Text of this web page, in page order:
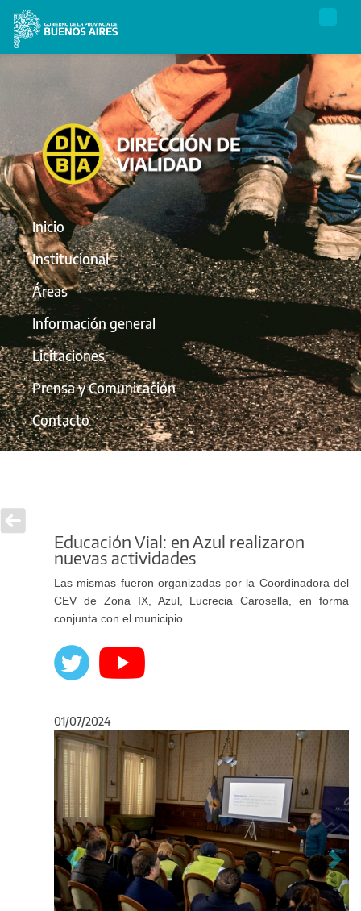
Inicio
Institucional
Áreas
Información general
Licitaciones
Prensa y Comunicación
Contacto
Educación Vial: en Azul realizaron
nuevas actividades
Las mismas fueron organizadas por la Coordinadora del
CEV de Zona IX, Azul, Lucrecia Carosella, en forma
conjunta con el municipio.
01/07/2024
Anterior